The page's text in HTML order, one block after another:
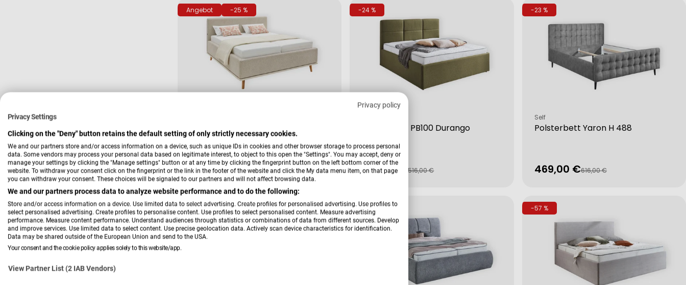
Privacy policy
Privacy Settings
Clicking on the "Deny" button retains the default setting of only strictly necessary cookies.
We and our partners store and/or access information on a device, such as unique IDs in cookies and other browser storage to process personal
data. Some vendors may process your personal data based on legitimate interest, to object to this open the "Settings". You may accept, deny or
manage your settings by clicking the "Manage settings" button or at any time by clicking the fingerprint button on the left bottom corner of the
website. To withdraw your consent click on the fingerprint or the link in the footer of the website and click the My data menu item, on that page
you can withdraw your consent. These choices will be signaled to our partners and will not affect browsing data.
We and our partners process data to analyze website performance and to do the following:
Store and/or access information on a device. Use limited data to select advertising. Create profiles for personalised advertising. Use profiles to
select personalised advertising. Create profiles to personalise content. Use profiles to select personalised content. Measure advertising
performance. Measure content performance. Understand audiences through statistics or combinations of data from different sources. Develop
and improve services. Use limited data to select content. Use precise geolocation data. Actively scan device characteristics for identification.
Data may be shared outside of the European Union and send to the USA.
Your consent and the cookie policy applies solely to this website/app.
View Partner List (2 IAB Vendors)
Angebot -25 %
Polsterbett Delphi
+ Weitere Varianten
Verkaufspreis
2.499,00 €
Regulärer
Preis
UVP 3.342,00 €
-24 %
Polsterbett PB100 Durango
Verkaufspreis
389,00 €
Regulärer516,00 €
-23 %
Polsterbett Yaron H 488
Verkäufer:
Self
Verkaufspreis
469,00 €
Regulärer616,00 €
-24 % -24 % -57 %